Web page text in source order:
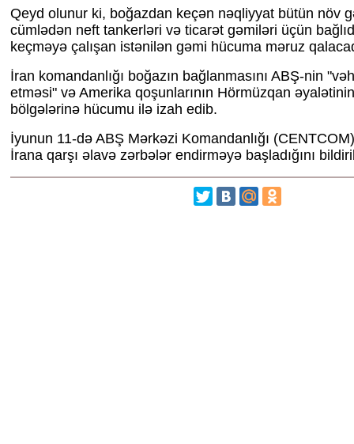
Qeyd olunur ki, boğazdan keçən nəqliyyat bütün növ
cümlədən neft tankerləri və ticarət gəmiləri üçün
keçməyə çalışan istənilən gəmi hücuma məruz
İran komandanlığı boğazın bağlanmasını ABŞ-nin
etməsi" və Amerika qoşunlarının Hörmüzqan
bölgələrinə hücumu ilə izah edib.
İyunun 11-də ABŞ Mərkəzi Komandanlığı
İrana qarşı əlavə zərbələr endirməyə başladığını